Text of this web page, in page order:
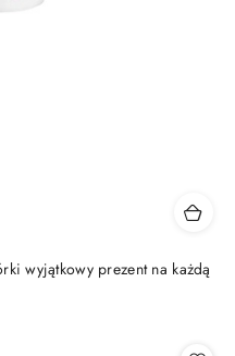
wyjątkowy prezent na każdą